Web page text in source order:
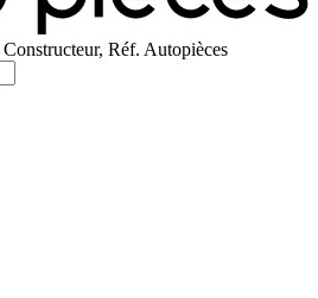
Réf. Autopièces